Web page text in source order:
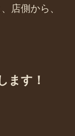
店側から、
ます！